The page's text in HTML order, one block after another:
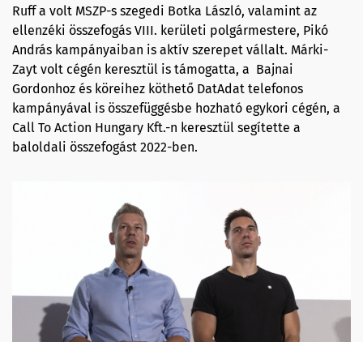
Ruff a volt MSZP-s szegedi Botka László, valamint az
ellenzéki összefogás VIII. kerületi polgármestere, Pikó
András kampányaiban is aktív szerepet vállalt. Márki-
Zayt volt cégén keresztül is támogatta, a Bajnai
Gordonhoz és köreihez köthető DatAdat telefonos
kampányával is összefüggésbe hozható egykori cégén, a
Call To Action Hungary Kft.-n keresztül segítette a
baloldali összefogást 2022-ben.